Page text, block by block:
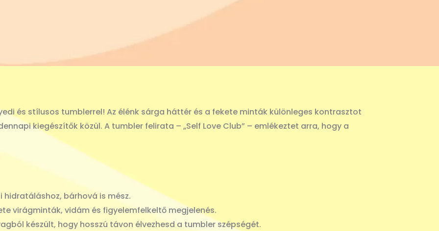
és stílusos tumblerrel! Az élénk sárga háttér és a fekete minták különleges kontrasztot
kiegészítők közül. A tumbler felirata – „Self Love Club” – emlékeztet arra, hogy a
bárhová is mész.
virágminták, vidám és figyelemfelkeltő megjelenés.
készült, hogy hosszú távon élvezhesd a tumbler szépségét.